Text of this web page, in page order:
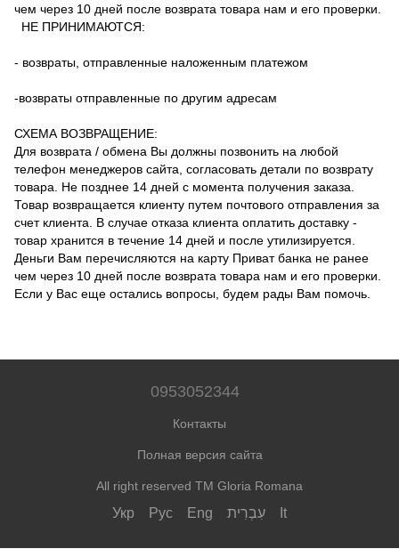
чем через 10 дней после возврата товара нам и его проверки.
НЕ ПРИНИМАЮТСЯ:
- возвраты, отправленные наложенным платежом
-возвраты отправленные по другим адресам
СХЕМА ВОЗВРАЩЕНИЕ:
Для возврата / обмена Вы должны позвонить на любой
телефон менеджеров сайта, согласовать детали по возврату
товара. Не позднее 14 дней с момента получения заказа.
Товар возвращается клиенту путем почтового отправления за
счет клиента. В случае отказа клиента оплатить доставку -
товар хранится в течение 14 дней и после утилизируется.
Деньги Вам перечисляются на карту Приват банка не ранее
чем через 10 дней после возврата товара нам и его проверки.
Если у Вас еще остались вопросы, будем рады Вам помочь.
0953052344
Контакты
Полная версия сайта
All right reserved TM Gloria Romana
Укр Рус Eng עִבְרִית It